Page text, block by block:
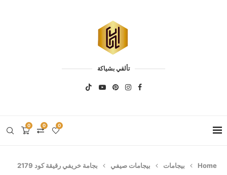
تألقي بشياكة
0 0 0
Home بيجامات بيجامات صيفي بجامة خريفي رقيقة كود 2179